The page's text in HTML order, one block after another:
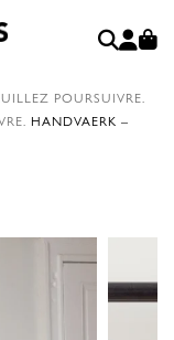
POURSUIVRE.
HANDVAERK –